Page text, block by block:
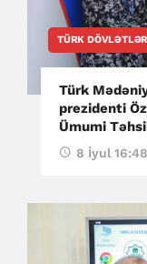
TÜRK
Türk
prezidenti
Ümumi
8 İyul 16:48